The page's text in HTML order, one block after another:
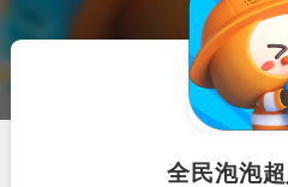
全民泡泡